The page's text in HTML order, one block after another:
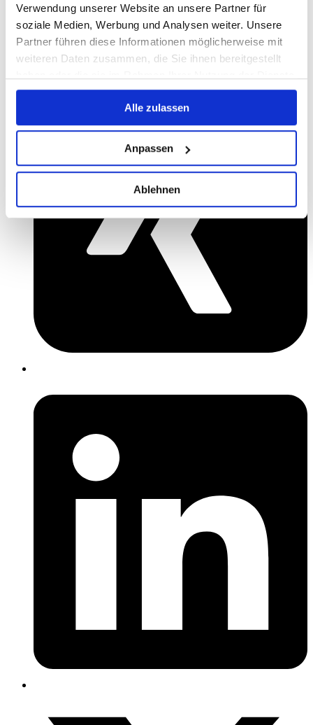
Verwendung unserer Website an unsere Partner für
soziale Medien, Werbung und Analysen weiter. Unsere
Partner führen diese Informationen möglicherweise mit
weiteren Daten zusammen, die Sie ihnen bereitgestellt
gesammelt haben.
Alle zulassen
Anpassen
Ablehnen